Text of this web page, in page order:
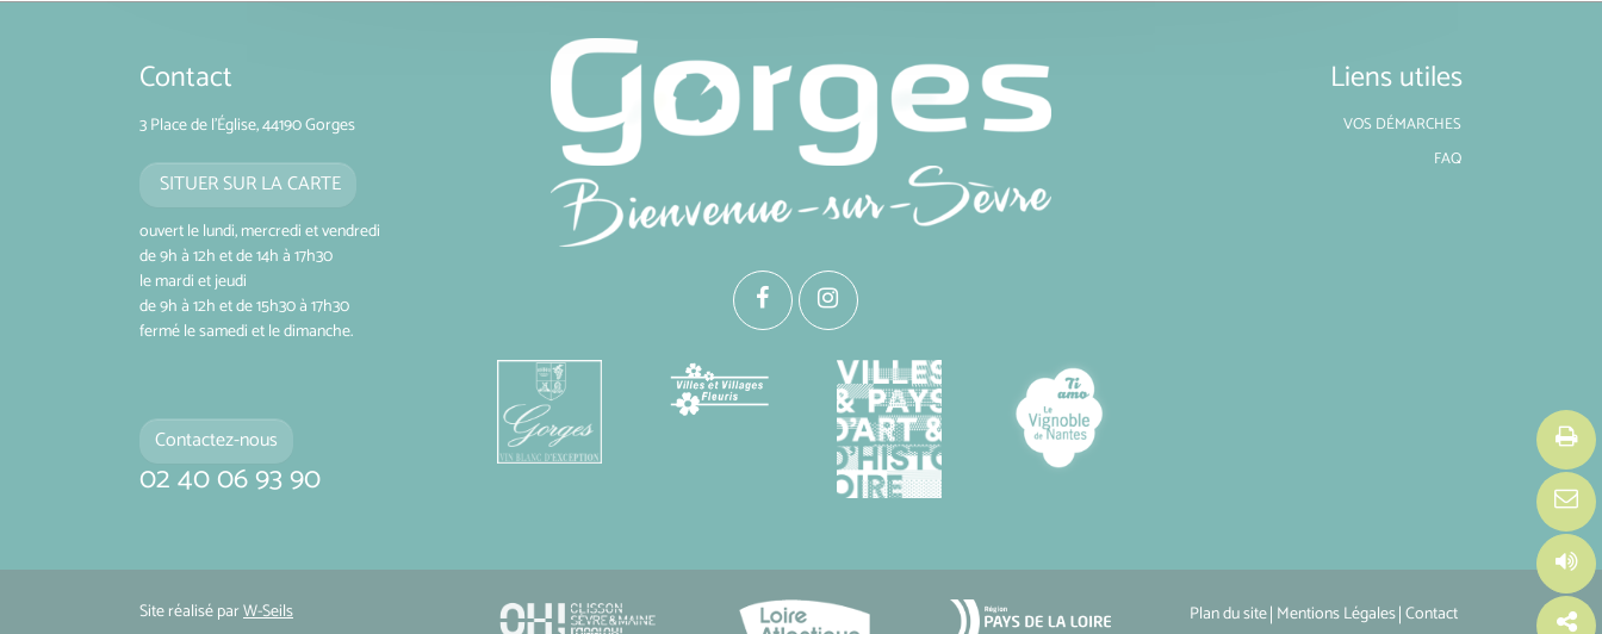
Contact
3 Place de l'Église, 44190 Gorges
SITUER SUR LA CARTE
ouvert le lundi, mercredi et vendredi
de 9h à 12h et de 14h à 17h30
le mardi et jeudi
de 9h à 12h et de 15h30 à 17h30
fermé le samedi et le dimanche.
Contactez-nous
02 40 06 93 90
Liens utiles
VOS DÉMARCHES
FAQ
Site réalisé parW-Seils Plan du site Mentions Légales Contact